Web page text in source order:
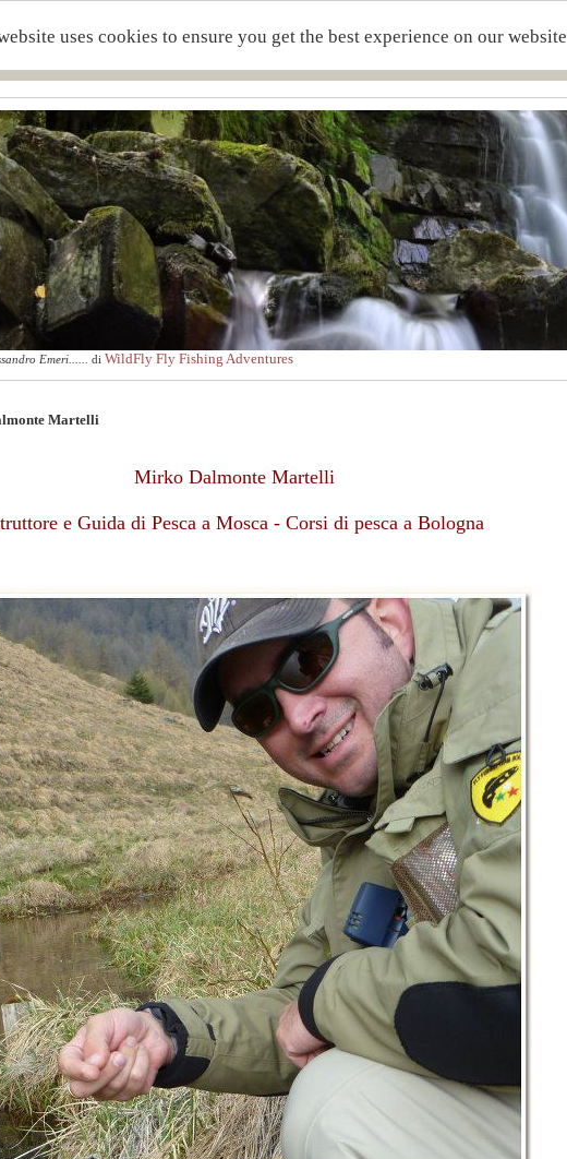
uses cookies to ensure you get the best experience on our website
Emeri...... di WildFly Fly Fishing Adventures
Martelli
Mirko Dalmonte Martelli
e Guida di Pesca a Mosca - Corsi di pesca a Bologna